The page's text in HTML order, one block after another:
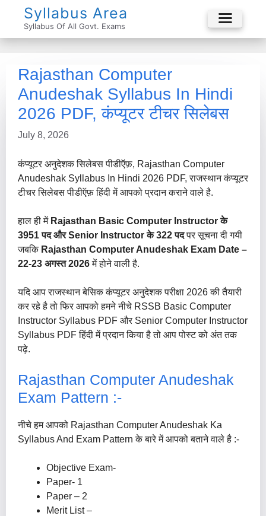
Syllabus Area
Syllabus Of All Govt. Exams
Menu
Rajasthan Computer
Anudeshak Syllabus In Hindi
2026 PDF, कंप्यूटर टीचर सिलेबस
July 8, 2026
कंप्यूटर अनुदेशक सिलेबस पीडीऍफ़, Rajasthan Computer
Anudeshak Syllabus In Hindi 2026 PDF, राजस्थान कंप्यूटर
टीचर सिलेबस पीडीऍफ़ हिंदी में आपको प्रदान कराने वाले है.
हाल ही में Rajasthan Basic Computer Instructor के
3951 पद और Senior Instructor के 322 पदपर सूचना दी गयी
जबकि Rajasthan Computer Anudeshak Exam Date –
22-23 अगस्त 2026में होने वाली है.
यदि आप राजस्थान बेसिक कंप्यूटर अनुदेशक परीक्षा 2026 की तैयारी
कर रहे है तो फिर आपको हमने नीचे RSSB Basic Computer
Instructor Syllabus PDF और Senior Computer Instructor
Syllabus PDF हिंदी में प्रदान किया है तो आप पोस्ट को अंत तक
पढ़े.
Rajasthan Computer Anudeshak
Exam Pattern :-
नीचे हम आपको Rajasthan Computer Anudeshak Ka
Syllabus And Exam Pattern के बारे में आपको बताने वाले है :-
Objective Exam-
Paper- 1
Paper – 2
Merit List –